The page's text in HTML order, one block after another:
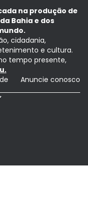
na produção de
Bahia e dos
cidadania,
e cultura.
tempo presente,
Anuncie conosco